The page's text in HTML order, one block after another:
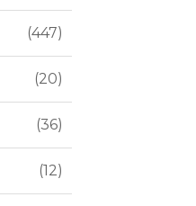
447
20
36
12